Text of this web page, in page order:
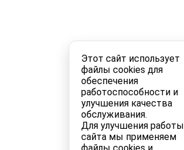
Этот сайт использует
файлы cookies для
обеспечения
работоспособности и
улучшения качества
обслуживания.
Для улучшения работы
сайта мы применяем